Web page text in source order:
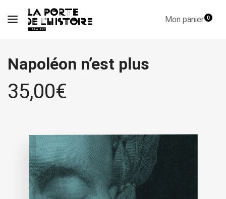
Mon panier0
Napoléon n’est plus
35,00€